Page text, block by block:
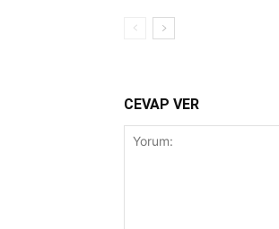
CEVAP VER